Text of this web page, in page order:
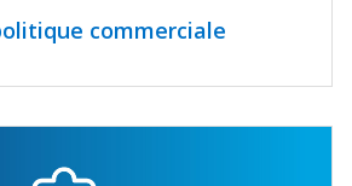
commerciale